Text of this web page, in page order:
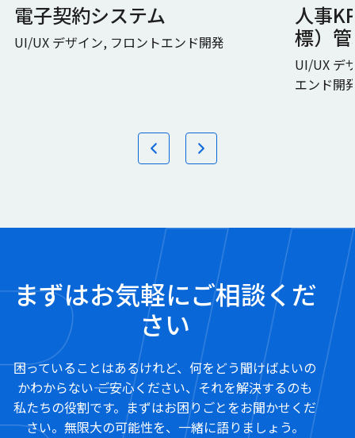
電子契約システム
UI/UX デザイン, フロントエンド開発
人事
標）
UI/UX デ
エンド開
まずはお気軽にご相談くだ
さい
困っていることはあるけれど、何をどう聞けばよいの
かわからない―― ご安心ください、それを解決するのも
私たちの役割です。まずはお困りごとをお聞かせくだ
さい。無限大の可能性を、一緒に語りましょう。